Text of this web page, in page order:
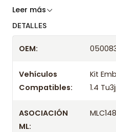
Somos especialistas en
tienda previo correo de
Leer más
DETALLES
OEM:
Vehículos
Compatibles:
Kit
1.4
ASOCIACIÓN
ML: